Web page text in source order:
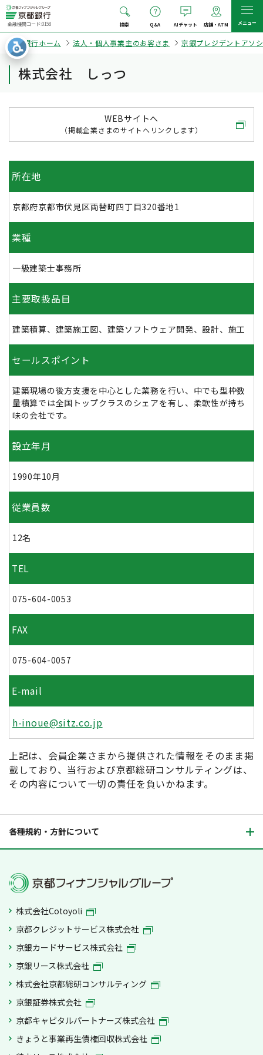
金融機関コード:0158 検索 Q&A AIチャット 店舗・ATM メニュー
京都銀行ホーム 法人・個人事業主のお客さま 京銀プレジデントアソ
株式会社 しっつ
WEBサイトへ
（掲載企業さまのサイトへリンクします）
所在地
京都府京都市伏見区両替町四丁目320番地1
業種
一級建築士事務所
主要取扱品目
建築積算、建築施工図、建築ソフトウェア開発、設計、施工
セールスポイント
建築現場の後方支援を中心とした業務を行い、中でも型枠数
量積算では全国トップクラスのシェアを有し、柔軟性が持ち
味の会社です。
設立年月
1990年10月
従業員数
12名
TEL
075-604-0053
FAX
075-604-0057
E-mail
h-inoue@sitz.co.jp
上記は、会員企業さまから提供された情報をそのまま掲
載しており、当行および京都総研コンサルティングは、
その内容について一切の責任を負いかねます。
各種規約・方針について
株式会社Cotoyoli
京都クレジットサービス株式会社
京銀カードサービス株式会社
京銀リース株式会社
株式会社京都総研コンサルティング
京銀証券株式会社
京都キャピタルパートナーズ株式会社
きょうと事業再生債権回収株式会社